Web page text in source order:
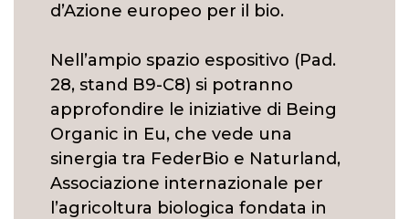
d’Azione europeo per il bio.
Nell’ampio spazio espositivo (Pad.
28, stand B9-C8) si potranno
approfondire le iniziative di Being
Organic in Eu, che vede una
sinergia tra FederBio e Naturland,
Associazione internazionale per
l’agricoltura biologica fondata in